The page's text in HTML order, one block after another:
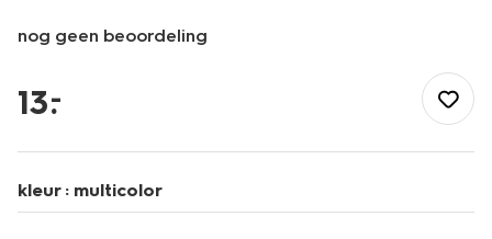
nog geen beoordeling
be/baby/babykleding/slaapzakken/babyslaapzak-
mouwloos-
0.5tog-
bloemen-
multicolor-
13.
–
kleur : multicolor